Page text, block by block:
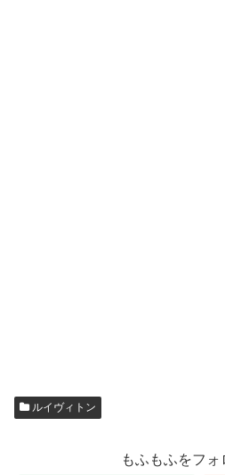
ルイヴィトン
もふもふをフォ